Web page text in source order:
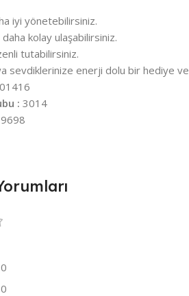
iyi yönetebilirsiniz.
kolay ulaşabilirsiniz.
tutabilirsiniz.
sevdiklerinize enerji dolu bir hediye
: 3014
0
0